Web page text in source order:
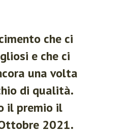
che ci
e che ci
una volta
di qualità.
il premio il
2021.